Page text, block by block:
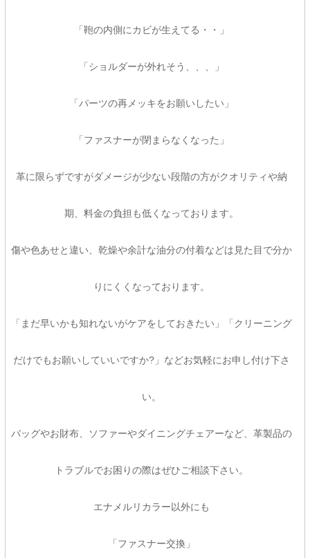
「鞄の内側にカビが生えてる・・」
「ショルダーが外れそう、、、」
「パーツの再メッキをお願いしたい」
「ファスナーが閉まらなくなった」
革に限らずですがダメージが少ない段階の方がクオリティや納
期、料金の負担も低くなっております。
傷や色あせと違い、乾燥や余計な油分の付着などは見た目で分か
りにくくなっております。
「まだ早いかも知れないがケアをしておきたい」「クリーニング
だけでもお願いしていいですか?」などお気軽にお申し付け下さ
い。
バッグやお財布、ソファーやダイニングチェアーなど、革製品の
トラブルでお困りの際はぜひご相談下さい。
エナメルリカラー以外にも
「ファスナー交換」